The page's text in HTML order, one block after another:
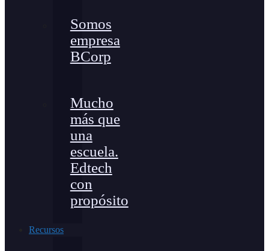
Somos
empresa
BCorp
Mucho
más que
una
escuela.
Edtech
con
propósito
Recursos